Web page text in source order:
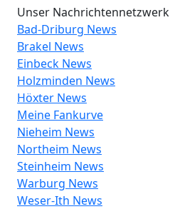
Unser Nachrichtennetzwerk
Bad-Driburg News
Brakel News
Einbeck News
Holzminden News
Höxter News
Meine Fankurve
Nieheim News
Northeim News
Steinheim News
Warburg News
Weser-Ith News